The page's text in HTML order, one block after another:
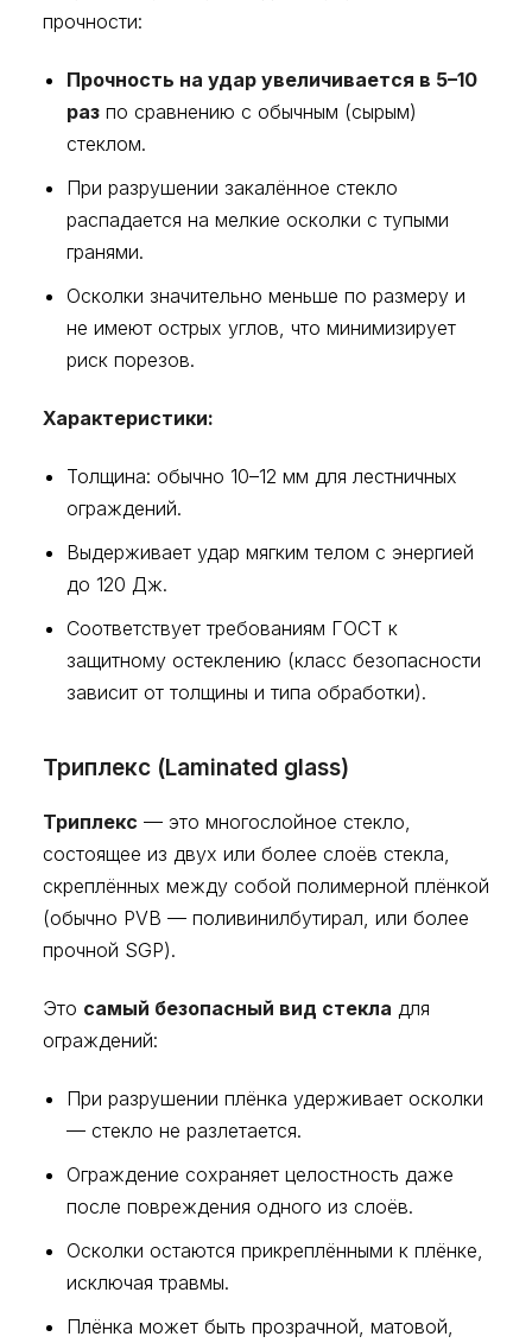
прочности:
Прочность на удар увеличивается в 5–10
раз по сравнению с обычным (сырым)
стеклом.
При разрушении закалённое стекло
распадается на мелкие осколки с тупыми
гранями.
Осколки значительно меньше по размеру и
не имеют острых углов, что минимизирует
риск порезов.
Характеристики:
Толщина: обычно 10–12 мм для лестничных
ограждений.
Выдерживает удар мягким телом с энергией
до 120 Дж.
Соответствует требованиям ГОСТ к
защитному остеклению (класс безопасности
зависит от толщины и типа обработки).
Триплекс (Laminated glass)
Триплекс — это многослойное стекло,
состоящее из двух или более слоёв стекла,
скреплённых между собой полимерной плёнкой
(обычно PVB — поливинилбутирал, или более
прочной SGP).
Это самый безопасный вид стекла для
ограждений:
При разрушении плёнка удерживает осколки
— стекло не разлетается.
Ограждение сохраняет целостность даже
после повреждения одного из слоёв.
Осколки остаются прикреплёнными к плёнке,
исключая травмы.
Плёнка может быть прозрачной, матовой,